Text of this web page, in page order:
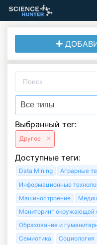
Выбранный тег:
Другое
Доступные теги:
Data Mining Аграрные
Информационные
Машиностроение
Мониторинг окружающей
Образование и
Семиотика
Социология